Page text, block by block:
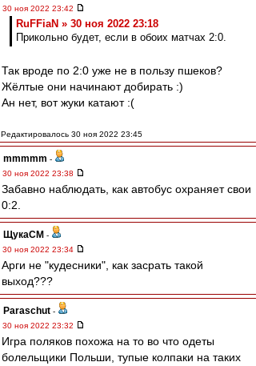
30 ноя 2022 23:42
RuFFiaN » 30 ноя 2022 23:18
Прикольно будет, если в обоих матчах 2:0.
Так вроде по 2:0 уже не в пользу пшеков?
Жёлтые они начинают добирать :)
Ан нет, вот жуки катают :(
Редактировалось 30 ноя 2022 23:45
mmmmm -
30 ноя 2022 23:38
Забавно наблюдать, как автобус охраняет свои
0:2.
ЩукаСМ -
30 ноя 2022 23:34
Арги не "кудесники", как засрать такой
выход???
Paraschut -
30 ноя 2022 23:32
Игра поляков похожа на то во что одеты
болельщики Польши, тупые колпаки на таких